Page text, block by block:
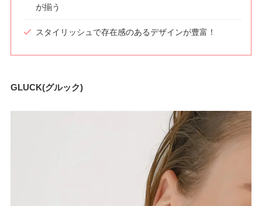
が揃う
スタイリッシュで存在感のあるデザインが豊富！
GLUCK(グルック)